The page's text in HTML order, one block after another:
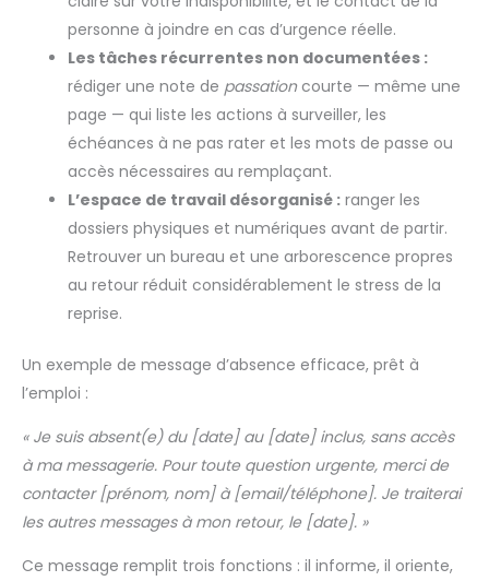
personne à joindre en cas d’urgence réelle.
Les tâches récurrentes non documentées :
rédiger une note de passationcourte — même une
page — qui liste les actions à surveiller, les
échéances à ne pas rater et les mots de passe ou
accès nécessaires au remplaçant.
L’espace de travail désorganisé : ranger les
dossiers physiques et numériques avant de partir.
Retrouver un bureau et une arborescence propres
au retour réduit considérablement le stress de la
reprise.
Un exemple de message d’absence efficace, prêt à
l’emploi :
« Je suis absent(e) du [date] au [date] inclus, sans accès
à ma messagerie. Pour toute question urgente, merci de
contacter [prénom, nom] à [email/téléphone]. Je traiterai
les autres messages à mon retour, le [date]. »
Ce message remplit trois fonctions : il informe, il oriente,